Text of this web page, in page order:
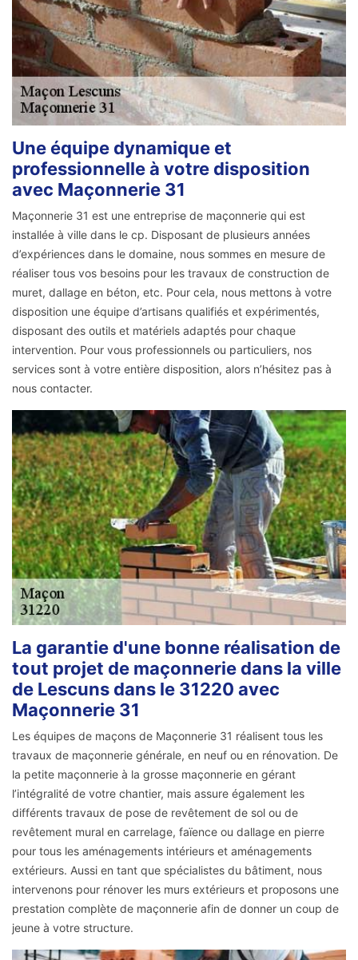
Une équipe dynamique et
professionnelle à votre disposition
avec Maçonnerie 31
Maçonnerie 31 est une entreprise de maçonnerie qui est
installée à ville dans le cp. Disposant de plusieurs années
d’expériences dans le domaine, nous sommes en mesure de
réaliser tous vos besoins pour les travaux de construction de
muret, dallage en béton, etc. Pour cela, nous mettons à votre
disposition une équipe d’artisans qualifiés et expérimentés,
disposant des outils et matériels adaptés pour chaque
intervention. Pour vous professionnels ou particuliers, nos
services sont à votre entière disposition, alors n’hésitez pas à
nous contacter.
La garantie d'une bonne réalisation de
tout projet de maçonnerie dans la ville
de Lescuns dans le 31220 avec
Maçonnerie 31
Les équipes de maçons de Maçonnerie 31 réalisent tous les
travaux de maçonnerie générale, en neuf ou en rénovation. De
la petite maçonnerie à la grosse maçonnerie en gérant
l’intégralité de votre chantier, mais assure également les
différents travaux de pose de revêtement de sol ou de
revêtement mural en carrelage, faïence ou dallage en pierre
pour tous les aménagements intérieurs et aménagements
extérieurs. Aussi en tant que spécialistes du bâtiment, nous
intervenons pour rénover les murs extérieurs et proposons une
prestation complète de maçonnerie afin de donner un coup de
jeune à votre structure.